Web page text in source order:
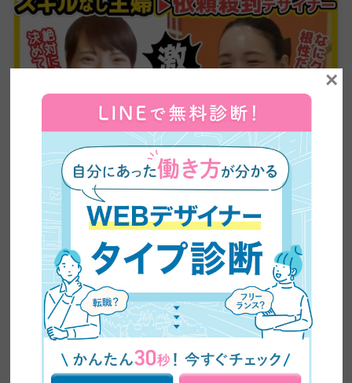
【超有益】平凡な主婦がビジネスセミナーに乗り込み
5ヶ月で60万円の副業収入を稼いだ方法を大公開！紹
介が止まらない売り込み術がやばい
×